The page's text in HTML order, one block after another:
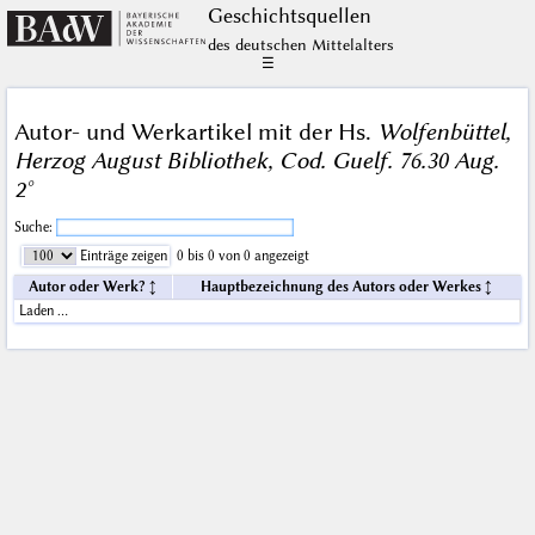
Geschichts­quellen
des deutschen Mittelalters
☰
Autor- und Werkartikel mit der Hs. Wolfenbüttel,
Herzog August Bibliothek, Cod. Guelf. 76.30 Aug.
2°
Suche:
Einträge zeigen
0 bis 0 von 0 angezeigt
Autor oder Werk?
Hauptbezeichnung des Autors oder Werkes
Laden …